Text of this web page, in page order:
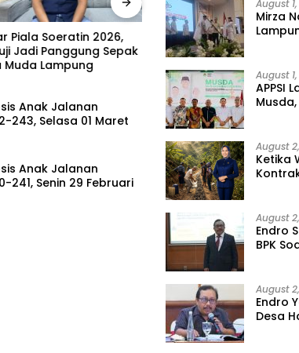
Piala Soeratin 2026,
Jadi Panggung Sepak
Muda Lampung
Warga Way Kanan
Patungan Perbaiki Jalan,
Jangan Tutup Mata
Anak Jalanan
243, Selasa 01 Maret
Anak Jalanan
241, Senin 29 Februari
August
Mirza
August
APPSI
August
Ketika
August
Endro
BPK
August
Endro
Desa